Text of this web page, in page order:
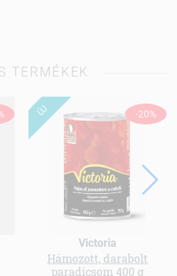
TERMÉKEK
-20%
ÚJ
Victoria
Hámozott, darabolt
paradicsom 400 g